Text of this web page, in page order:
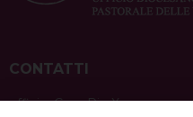
CONTATTI
ufficio: Casa Pio X